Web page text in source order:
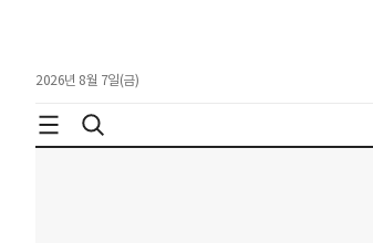
2026년 8월 7일(금)